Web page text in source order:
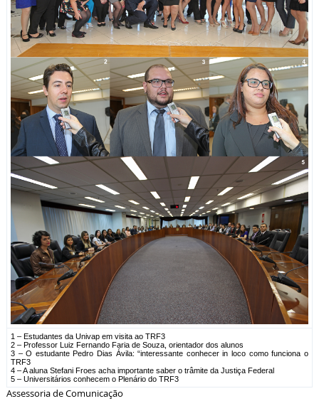
1 – Estudantes da Univap em visita ao TRF3
2 – Professor Luiz Fernando Faria de Souza, orientador dos alunos
3 – O estudante Pedro Dias Ávila: “interessante conhecer in loco como funciona o
TRF3
4 – A aluna Stefani Froes acha importante saber o trâmite da Justiça Federal
5 – Universitários conhecem o Plenário do TRF3
Assessoria de Comunicação